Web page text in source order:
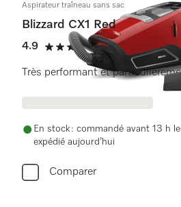
Aspirateur traîneau sans sac
Blizzard CX1 Red
4.9
4.9 étoiles sur 5
(12 critiques)
Très performant et
En stock : commandé avant 13 h
expédié aujourd’hui
Comparer